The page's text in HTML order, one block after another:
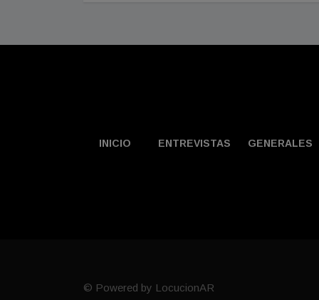
INICIO ENTREVISTAS GENERALES
© Powered by LocucionAR